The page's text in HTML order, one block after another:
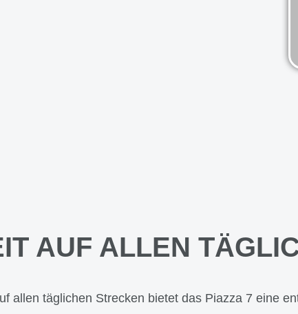
AUF ALLEN
allen täglichen Strecken bietet das Piazza 7 eine